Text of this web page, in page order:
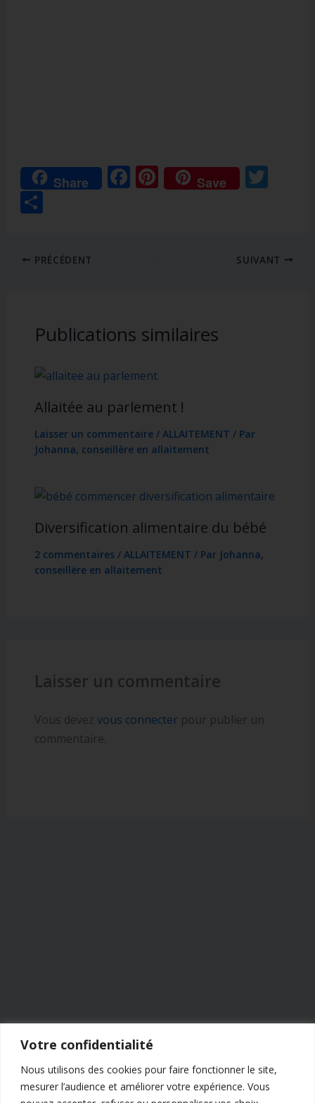
Votre confidentialité
Nous utilisons des cookies pour faire fonctionner le site,
mesurer l’audience et améliorer votre expérience. Vous
Share F Pi
nt
Save T
P
ta
g
PRÉCÉDENT SUIVANT
Publications similaires
Allaitée au parlement !
Laisser un commentaire / ALLAITEMENT / Par
Johanna, conseillère en allaitement
Diversification alimentaire du bébé
2 commentaires / ALLAITEMENT / Par Johanna,
conseillère en allaitement
Laisser un commentaire
Vous devez vous connecterpour publier un
commentaire.